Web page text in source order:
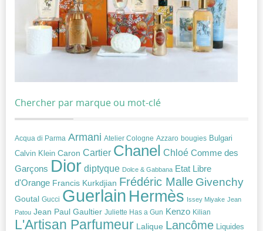
Chercher par marque ou mot-clé
Acqua di Parma Armani Atelier Cologne Azzaro bougies Bulgari
Calvin Klein Caron Cartier Chanel Chloé Comme des
Garçons Dior diptyque Dolce & Gabbana Etat Libre
d'Orange Francis Kurkdjian Frédéric Malle Givenchy
Goutal Gucci Guerlain Hermès Issey Miyake Jean
Patou Jean Paul Gaultier Juliette Has a Gun Kenzo Kilian
L'Artisan Parfumeur Lalique Lancôme
Liquides